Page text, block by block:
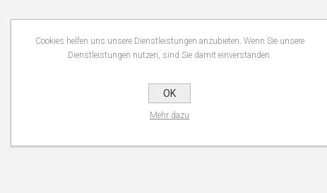
Cookies helfen uns unsere Dienstleistungen anzubieten. Wenn Sie unsere
Dienstleistungen nutzen, sind Sie damit einverstanden.
OK
Mehr dazu